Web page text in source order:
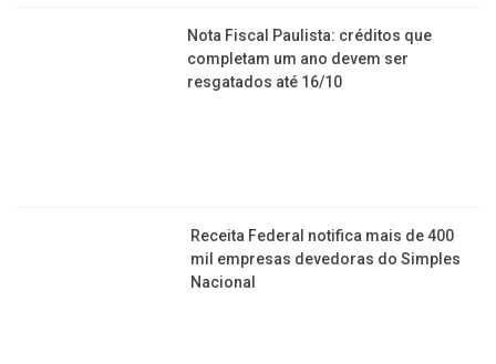
Nota Fiscal Paulista: créditos que
completam um ano devem ser
resgatados até 16/10
Receita Federal notifica mais de 400
mil empresas devedoras do Simples
Nacional